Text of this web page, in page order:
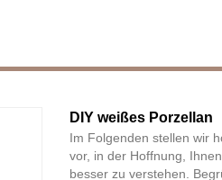
DIY weißes Porzellan
Im Folgenden stellen wir
vor, in der Hoffnung,
besser zu verstehen.